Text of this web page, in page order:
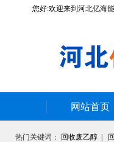
您好:欢迎来到河北亿海
网站首页
热门关键词： 回收废乙醇